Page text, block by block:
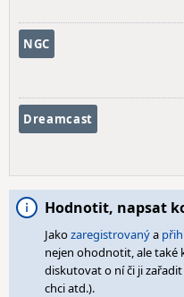
NGC
Dreamcast
Hodnotit, napsat
Jakozaregistrovanýa
nejen ohodnotit, ale také
diskutovat o ní či ji
chci atd.).